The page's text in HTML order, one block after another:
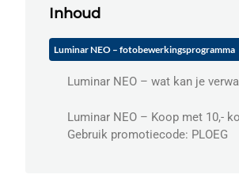
Inhoud
Luminar NEO – fotobewerkingsprogramma
Luminar NEO – wat kan je
Luminar NEO – Koop met 10,-
Gebruik promotiecode: PLOEG